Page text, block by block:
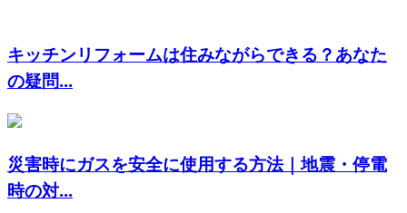
キッチンリフォームは住みながらできる？あなた
の疑問...
災害時にガスを安全に使用する方法｜地震・停電
時の対...